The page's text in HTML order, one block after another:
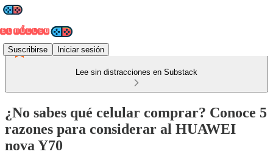
Suscribirse Iniciar sesión
Lee sin distracciones en Substack
¿No sabes qué celular comprar? Conoce 5
razones para considerar al HUAWEI
nova Y70